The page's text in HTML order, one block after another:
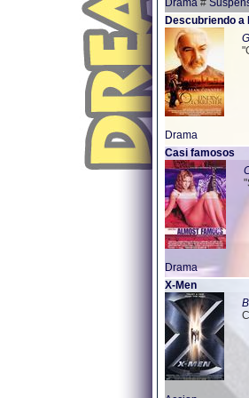
Drama #
Descubriendo a
Drama
Casi famosos
Drama
X-Men